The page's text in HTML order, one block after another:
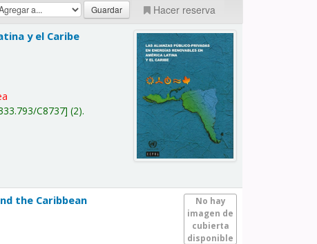
Hacer reserva
y el Caribe
C8737 (2).
No hay
imagen de
cubierta
disponible
the Caribbean